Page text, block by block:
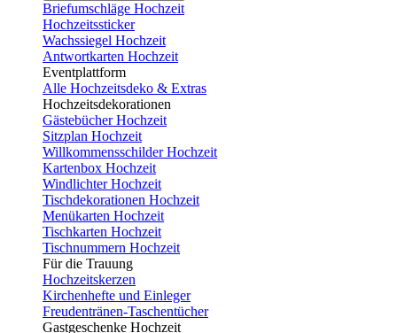
Briefumschläge Hochzeit
Hochzeitssticker
Wachssiegel Hochzeit
Antwortkarten Hochzeit
Eventplattform
Alle Hochzeitsdeko & Extras
Hochzeitsdekorationen
Gästebücher Hochzeit
Sitzplan Hochzeit
Willkommensschilder Hochzeit
Kartenbox Hochzeit
Windlichter Hochzeit
Tischdekorationen Hochzeit
Menükarten Hochzeit
Tischkarten Hochzeit
Tischnummern Hochzeit
Für die Trauung
Hochzeitskerzen
Kirchenhefte und Einleger
Freudentränen-Taschentücher
Gastgeschenke Hochzeit